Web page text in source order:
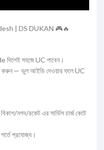
| DS DUKAN 🎮🔥
সহজে UC পাবেন।
— ভুল আইডি দেওয়ার ফলে UC
নগদ/রকেট এর সার্ভিস চার্জ কেটে
শর্তে প্রযোজ্য।